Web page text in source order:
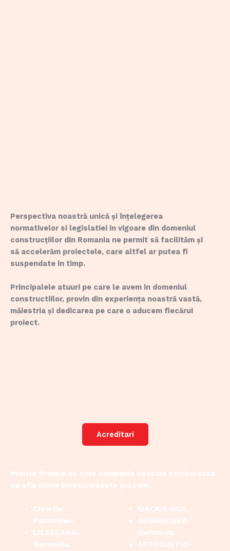
Perspectiva noastră unică și înțelegerea
normativelor si legislatiei in vigoare din domeniul
construcțiilor din Romania ne permit să facilităm și
să accelerăm proiectele, care altfel ar putea fi
suspendate in timp.
Principalele atuuri pe care le avem in domeniul
constructiilor, provin din experiența noastră vastă,
măiestria și dedicarea pe care o aducem fiecărui
proiect.
Acreditari
Printre firmele cu care compania noastra colaboreaza
se afla nume binecunoscute precum:
Christie;
Panasonic;
LIESEGANG-
Germania;
MACKIE-SUA;
SENNHEISER-
Germania;
ARTCOUSTIC-